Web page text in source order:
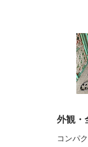
外観・
コンパ